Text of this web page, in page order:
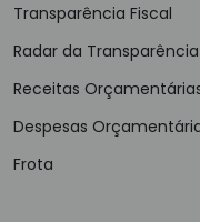
Transparência Fiscal
Radar da Transparência
Receitas
Despesas
Frota